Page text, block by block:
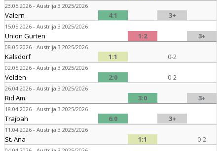
23.05.2026 - Austrija 3 2025/2026
Valern 4:1 3+
15.05.2026 - Austrija 3 2025/2026
Union Gurten 1:2 3+
08.05.2026 - Austrija 3 2025/2026
Kalsdorf 1:1 0-2
02.05.2026 - Austrija 3 2025/2026
Velden 2:0 0-2
26.04.2026 - Austrija 3 2025/2026
Rid Am. 3:0 3+
18.04.2026 - Austrija 3 2025/2026
Trajbah 6:0 3+
11.04.2026 - Austrija 3 2025/2026
St. Ana 1:1 0-2